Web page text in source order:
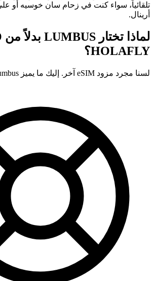
تلقائياً، سواء كنت في زحام سان خوسيه أو
أرينال.
لماذا تختار LUMBUS بدلاً من
HOLAFLY؟
لسنا مجرد مزود eSIM آخر. إليك ما يميز Lumbus.